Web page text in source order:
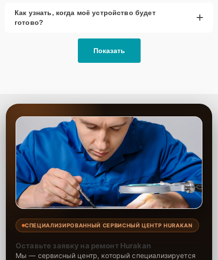
Как узнать, когда моё устройство будет
готово?
+
Показать
СПЕЦИАЛИЗИРОВАННЫЙ СЕРВИСНЫЙ ЦЕНТР HURAKAN
Оставьте заявку на ремонт Hurakan
Мы — сервисный центр, который специализируется